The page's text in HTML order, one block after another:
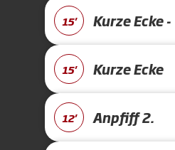
15' Kurze Ecke
15' Kurze Ecke
12' Anpfiff 2.